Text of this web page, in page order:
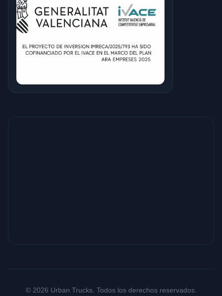
© 2026 Urban Trucks. Todos los derechos reservados.